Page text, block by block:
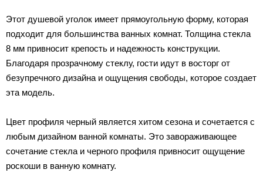
Этот душевой уголок имеет прямоугольную форму, которая
подходит для большинства ванных комнат. Толщина стекла
8 мм привносит крепость и надежность конструкции.
Благодаря прозрачному стеклу, гости идут в восторг от
безупречного дизайна и ощущения свободы, которое создает
эта модель.
Цвет профиля черный является хитом сезона и сочетается с
любым дизайном ванной комнаты. Это завораживающее
сочетание стекла и черного профиля привносит ощущение
роскоши в ванную комнату.